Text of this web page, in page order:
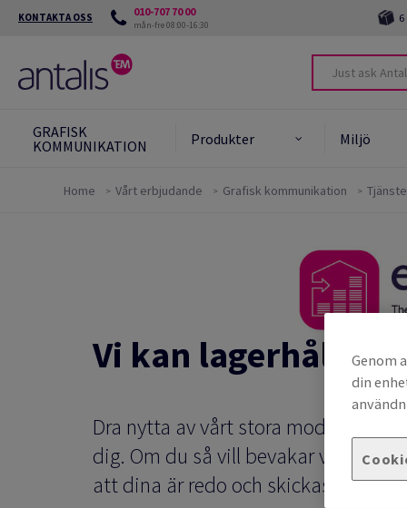
KONTAKTA OSS 010-707 70 00
mån-fre 08:00-16:30 6
GRAFISK
KOMMUNIKATION
Produkter Miljö
Home Vårt erbjudande Grafisk kommunikation
Vi kan lagerhålla
Dra nytta av vårt stora moderna
dig. Om du så vill bevakar vi dina
att dina är redo och skickas till dig
Genom
din